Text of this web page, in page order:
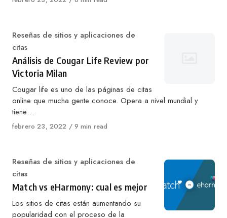
Category
Reseñas de sitios y aplicaciones de
citas
Análisis de Cougar Life Review por
Victoria Milan
Cougar life es uno de las páginas de citas
online que mucha gente conoce. Opera a nivel mundial y
tiene…
Published
febrero 23, 2022 9 min read
Category
Reseñas de sitios y aplicaciones de
citas
Match vs eHarmony: cual es mejor
Los sitios de citas están aumentando su
popularidad con el proceso de la